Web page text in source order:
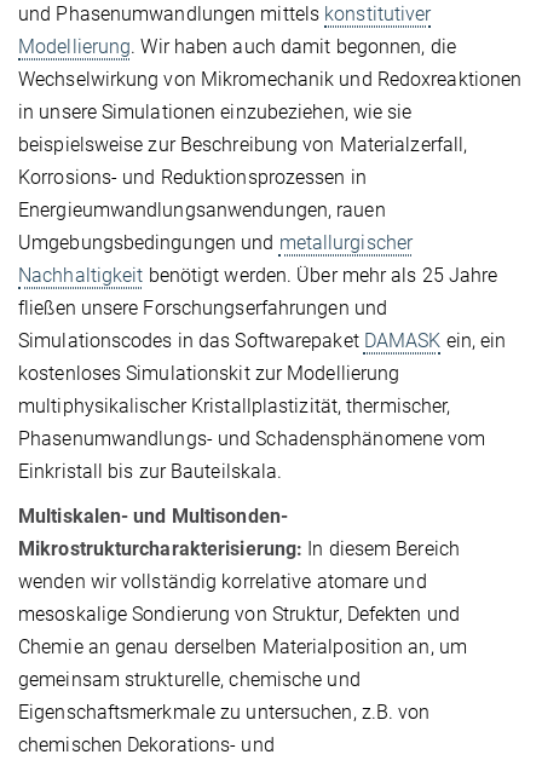
und Phasenumwandlungen mittels konstitutiver
Modellierung. Wir haben auch damit begonnen, die
Wechselwirkung von Mikromechanik und Redoxreaktionen
in unsere Simulationen einzubeziehen, wie sie
beispielsweise zur Beschreibung von Materialzerfall,
Korrosions- und Reduktionsprozessen in
Energieumwandlungsanwendungen, rauen
Umgebungsbedingungen und metallurgischer
Nachhaltigkeit benötigt werden. Über mehr als 25 Jahre
fließen unsere Forschungserfahrungen und
Simulationscodes in das Softwarepaket DAMASK ein, ein
kostenloses Simulationskit zur Modellierung
multiphysikalischer Kristallplastizität, thermischer,
Phasenumwandlungs- und Schadensphänomene vom
Einkristall bis zur Bauteilskala.
Multiskalen- und Multisonden-
Mikrostrukturcharakterisierung: In diesem Bereich
wenden wir vollständig korrelative atomare und
mesoskalige Sondierung von Struktur, Defekten und
Chemie an genau derselben Materialposition an, um
gemeinsam strukturelle, chemische und
Eigenschaftsmerkmale zu untersuchen, z.B. von
chemischen Dekorations- und